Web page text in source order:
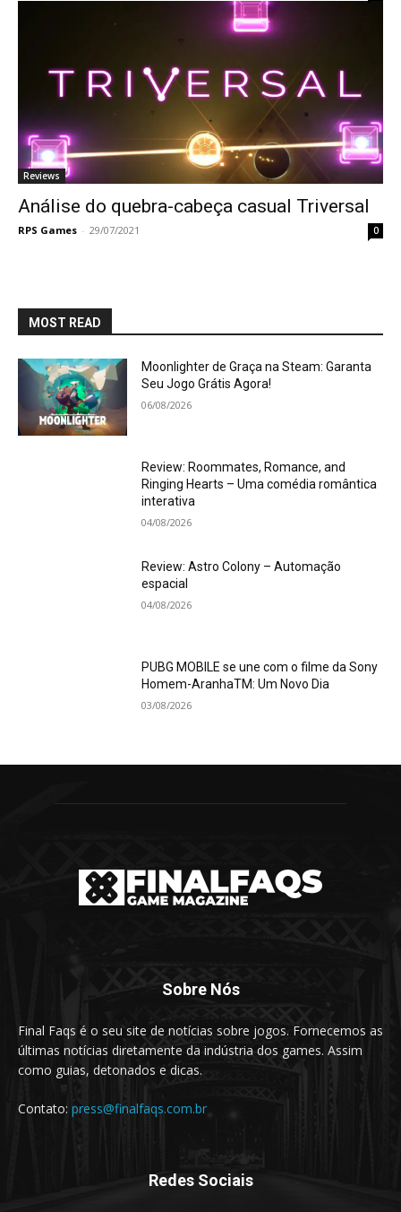
Reviews
Análise do quebra-cabeça casual Triversal
RPS Games - 29/07/2021 0
MOST READ
Moonlighter de Graça na Steam: Garanta
Seu Jogo Grátis Agora!
06/08/2026
Review: Roommates, Romance, and
Ringing Hearts – Uma comédia romântica
interativa
04/08/2026
Review: Astro Colony – Automação
espacial
04/08/2026
PUBG MOBILE se une com o filme da Sony
Homem-AranhaTM: Um Novo Dia
03/08/2026
Sobre Nós
Final Faqs é o seu site de notícias sobre jogos. Fornecemos as
últimas notícias diretamente da indústria dos games. Assim
como guias, detonados e dicas.
Contato: press@finalfaqs.com.br
Redes Sociais